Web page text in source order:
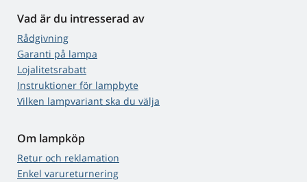
Vad är du intresserad av
Rådgivning
Garanti på lampa
Lojalitetsrabatt
Instruktioner för lampbyte
Vilken lampvariant ska du välja
Om lampköp
Retur och reklamation
Enkel varureturnering